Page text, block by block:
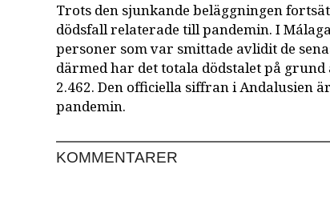
Trots den sjunkande beläggningen
dödsfall relaterade till pandemin. I
personer som var smittade avlidit de
därmed har det totala dödstalet på
2.462. Den officiella siffran i Andalusien
pandemin.
KOMMENTARER